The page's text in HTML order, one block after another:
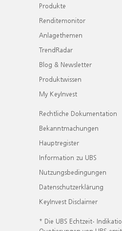
Produkte
Renditemonitor
Anlagethemen
TrendRadar
Blog & Newsletter
Produktwissen
My KeyInvest
Rechtliche Dokumentation
Bekanntmachungen
Hauptregister
Information zu UBS
Nutzungsbedingungen
Datenschutzerklärung
KeyInvest Disclaimer
* Die UBS Echtzeit-